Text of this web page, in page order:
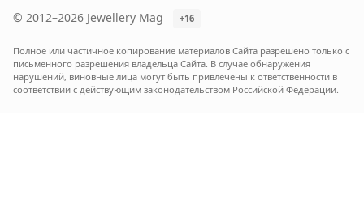
© 2012–2026 Jewellery Mag +16
Полное или частичное копирование материалов Сайта разрешено только с
письменного разрешения владельца Сайта. В случае обнаружения
нарушений, виновные лица могут быть привлечены к ответственности в
соответствии с действующим законодательством Российской Федерации.